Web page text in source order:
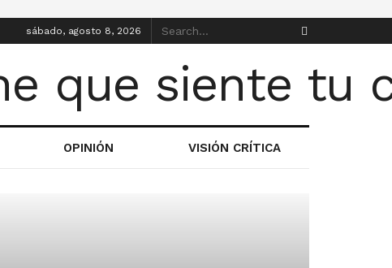
sábado, agosto 8, 2026
OPINIÓN VISIÓN CRÍTICA